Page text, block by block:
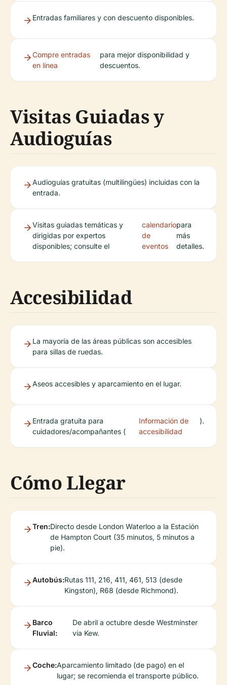
Entradas familiares y con descuento disponibles.
Compre entradas
en línea
para mejor disponibilidad y
descuentos.
Visitas Guiadas y
Audioguías
Audioguías gratuitas (multilingües) incluidas con la
entrada.
Visitas guiadas temáticas y
dirigidas por expertos
disponibles; consulte el
calendario
de
eventos
para
más
detalles.
Accesibilidad
La mayoría de las áreas públicas son accesibles
para sillas de ruedas.
Aseos accesibles y aparcamiento en el lugar.
Entrada gratuita para
cuidadores/acompañantes (
Información de
accesibilidad
).
Cómo Llegar
Tren:Directo desde London Waterloo a la Estación
de Hampton Court (35 minutos, 5 minutos a
pie).
Autobús:Rutas 111, 216, 411, 461, 513 (desde
Kingston), R68 (desde Richmond).
Barco
Fluvial:
De abril a octubre desde Westminster
vía Kew.
Coche:Aparcamiento limitado (de pago) en el
lugar; se recomienda el transporte público.